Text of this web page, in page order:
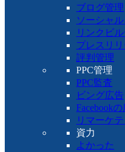
ブログ管理
ソーシャ
リンクビ
プレスリ
評判管理
PPC管理
PPC監査
ビング広告
Facebook
リマーケ
資力
よかった